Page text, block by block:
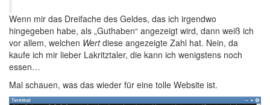
Wenn mir das Dreifache des Geldes, das ich irgendwo
hingegeben habe, als „Guthaben“ angezeigt wird, dann weiß ich
vor allem, welchen Wertdiese angezeigte Zahl hat. Nein, da
kaufe ich mir lieber Lakritztaler, die kann ich wenigstens noch
essen…
Mal schauen, was das wieder für eine tolle Website ist.